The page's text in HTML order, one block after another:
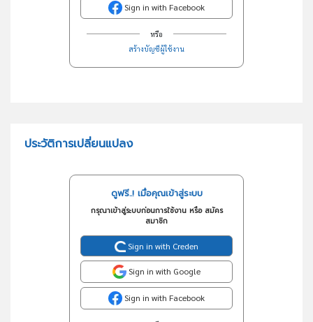
Sign in with Facebook
หรือ
สร้างบัญชีผู้ใช้งาน
ประวัติการเปลี่ยนแปลง
ดูฟรี..! เมื่อคุณเข้าสู่ระบบ
กรุณาเข้าสู่ระบบก่อนการใช้งาน หรือ สมัคร
สมาชิก
Sign in with Creden
Sign in with Google
Sign in with Facebook